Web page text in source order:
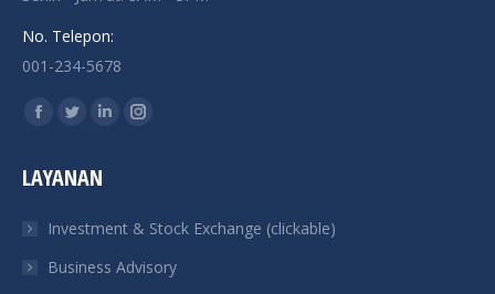
No. Telepon:
001-234-5678
Find us on:
Facebook
opens
new
window
Twitter
opens
new
window
Linkedin
new
window
Instagram
new
window
LAYANAN
Investment & Stock Exchange (clickable)
Business Advisory